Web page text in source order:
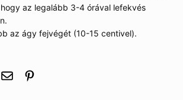
az legalább 3-4 órával lefekvés
az ágy fejvégét (10-15 centivel).